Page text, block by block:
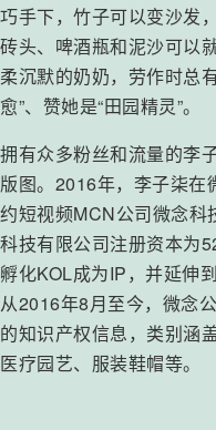
巧手下，竹子可以变沙发
砖头、啤酒瓶和泥沙可以
柔沉默的奶奶，劳作时总
愈”、赞她是“田园精灵”。
拥有众多粉丝和流量的李
版图。2016年，李子柒
约短视频MCN公司微念科
科技有限公司注册资本为
孵化KOL成为IP，并延伸
从2016年8月至今，微念
的知识产权信息，类别涵
医疗园艺、服装鞋帽等。